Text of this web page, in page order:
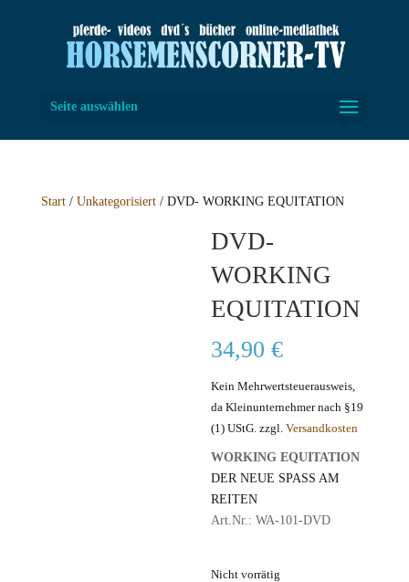
Seite auswählen
Start/ Unkategorisiert/ DVD- WORKING EQUITATION
DVD-
WORKING
EQUITATION
34,90€
Kein Mehrwertsteuerausweis,
da Kleinunternehmer nach §19
(1) UStG. zzgl.Versandkosten
WORKING EQUITATION
DER NEUE SPASS AM
REITEN
Art.Nr.: WA-101-DVD
Nicht vorrätig